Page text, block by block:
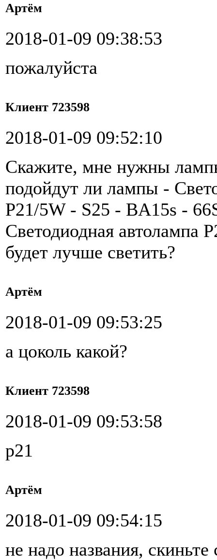
Артём
2018-01-09 09:38:53
пожалуйста
Клиент 723598
2018-01-09 09:52:10
Скажите, мне нужны
подойдут ли лампы -
P21/5W - S25 - BA15s -
Светодиодная автолампа
будет лучше светить?
Артём
2018-01-09 09:53:25
а цоколь какой?
Клиент 723598
2018-01-09 09:53:58
р21
Артём
2018-01-09 09:54:15
не надо названия, скиньте